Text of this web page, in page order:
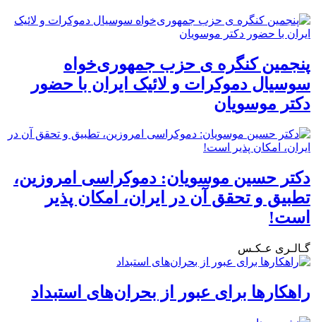
پنجمین کنگره ی حزب جمهوری‌خواه
سوسیال دموکرات و لائیک ایران با حضور
دکتر موسویان
دکتر حسین موسویان: دموکراسی امروزین،
تطبیق و تحقق آن در ایران، امکان پذیر
است!
گـالـری عـکـس
راهکارها برای عبور از بحران‌های استبداد